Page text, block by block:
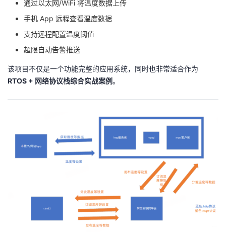
课
的
证
我
实
验
的
收
藏
支
持
声
建
议
通过以太网/WiFi 将温度数据上传
手机 App 远程查看温度数据
支持远程配置温度阈值
超限自动告警推送
该项目不仅是一个功能完整的应用系统，同时也非常适合作为
RTOS + 网络协议栈综合实战案例。